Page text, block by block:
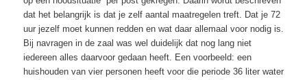
dat het belangrijk is dat je zelf aantal maatregelen treft. Dat je 72
uur jezelf moet kunnen redden en wat daar allemaal voor nodig is.
Bij navragen in de zaal was wel duidelijk dat nog lang niet
iedereen alles daarvoor gedaan heeft. Een voorbeeld: een
huishouden van vier personen heeft voor die periode 36 liter water